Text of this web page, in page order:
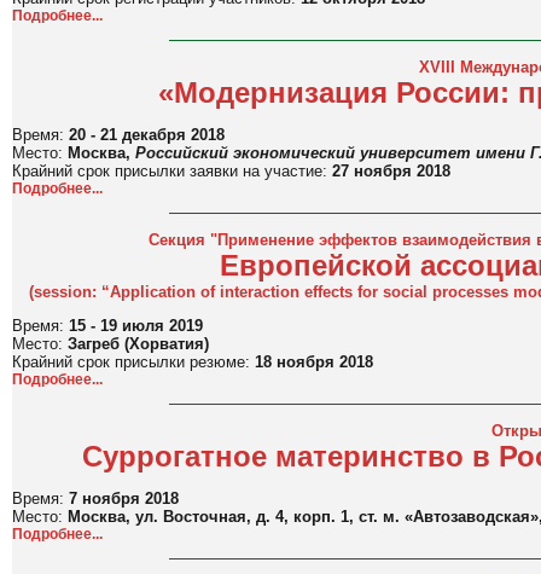
Подробнее...
XVIII
«Модернизация России:
Время: 20 - 21 декабря 2018
Место: Москва, Российский экономический университет имени
Крайний срок присылки заявки на участие: 27 ноября 2018
Подробнее...
Секция "Применение эффектов
Европейской
(session: “Application of interaction effects for social processes
Время: 15 - 19 июля 2019
Место: Загреб (Хорватия)
Крайний срок присылки резюме: 18 ноября 2018
Подробнее...
Суррогатное материнство в
Время: 7 ноября 2018
Место: Москва, ул. Восточная, д. 4, корп. 1, ст. м.
Подробнее...